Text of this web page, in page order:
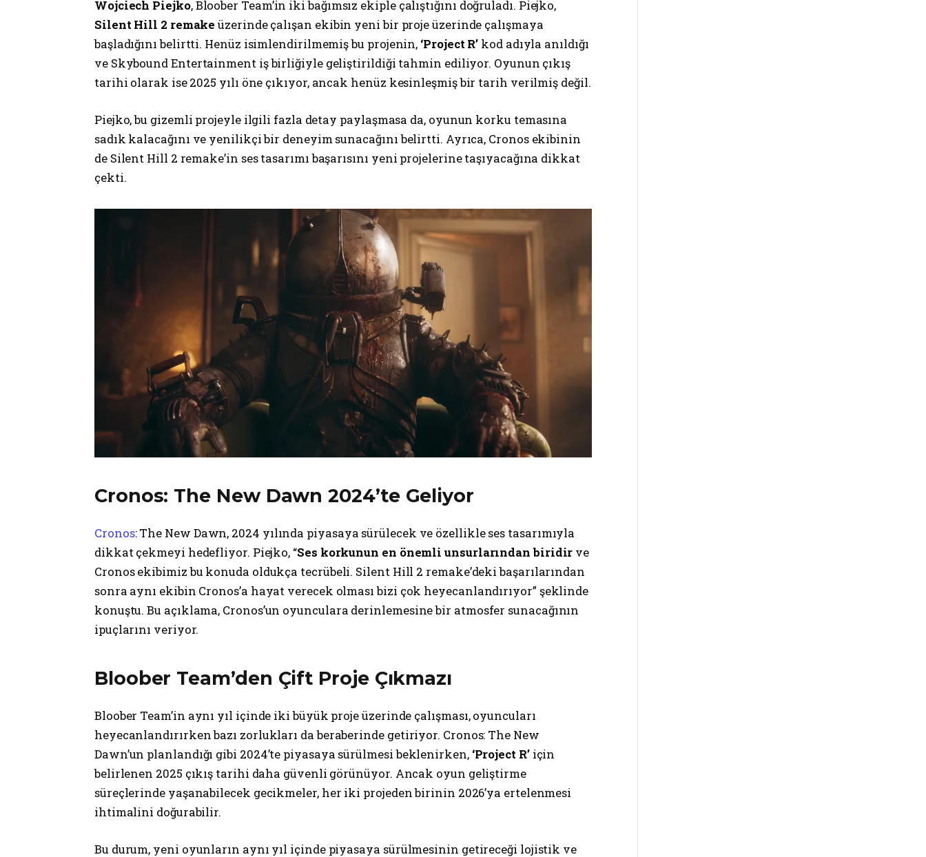
Wojciech Piejko, Bloober Team’in iki bağımsız ekiple çalıştığını doğruladı. Piejko,
Silent Hill 2 remake üzerinde çalışan ekibin yeni bir proje üzerinde çalışmaya
başladığını belirtti. Henüz isimlendirilmemiş bu projenin, ‘Project R’ kod adıyla anıldığı
ve Skybound Entertainment iş birliğiyle geliştirildiği tahmin ediliyor. Oyunun çıkış
tarihi olarak ise 2025 yılı öne çıkıyor, ancak henüz kesinleşmiş bir tarih verilmiş değil.
Piejko, bu gizemli projeyle ilgili fazla detay paylaşmasa da, oyunun korku temasına
sadık kalacağını ve yenilikçi bir deneyim sunacağını belirtti. Ayrıca, Cronos ekibinin
de Silent Hill 2 remake’in ses tasarımı başarısını yeni projelerine taşıyacağına dikkat
çekti.
Cronos: The New Dawn 2024’te Geliyor
Cronos: The New Dawn, 2024 yılında piyasaya sürülecek ve özellikle ses tasarımıyla
dikkat çekmeyi hedefliyor. Piejko, “Ses korkunun en önemli unsurlarından biridir ve
Cronos ekibimiz bu konuda oldukça tecrübeli. Silent Hill 2 remake’deki başarılarından
sonra aynı ekibin Cronos’a hayat verecek olması bizi çok heyecanlandırıyor” şeklinde
konuştu. Bu açıklama, Cronos’un oyunculara derinlemesine bir atmosfer sunacağının
ipuçlarını veriyor.
Bloober Team’den Çift Proje Çıkmazı
Bloober Team’in aynı yıl içinde iki büyük proje üzerinde çalışması, oyuncuları
heyecanlandırırken bazı zorlukları da beraberinde getiriyor. Cronos: The New
Dawn’un planlandığı gibi 2024’te piyasaya sürülmesi beklenirken, ‘Project R’için
belirlenen 2025 çıkış tarihi daha güvenli görünüyor. Ancak oyun geliştirme
süreçlerinde yaşanabilecek gecikmeler, her iki projeden birinin 2026’ya ertelenmesi
ihtimalini doğurabilir.
Bu durum, yeni oyunların aynı yıl içinde piyasaya sürülmesinin getireceği lojistik ve